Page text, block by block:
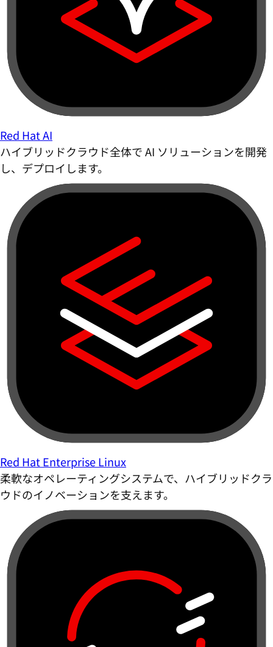
ハイブリッドクラウド全体で AI ソリューションを開発
し、デプロイします。
Red Hat Enterprise Linux
柔軟なオペレーティングシステムで、ハイブリッドクラ
ウドのイノベーションを支えます。